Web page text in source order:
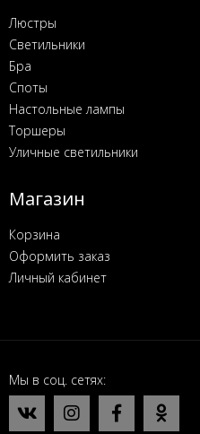
Люстры
Светильники
Бра
Споты
Настольные лампы
Торшеры
Уличные светильники
Магазин
Корзина
Оформить заказ
Личный кабинет
Мы в соц. сетях